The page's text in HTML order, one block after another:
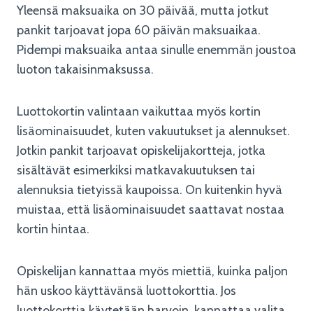
Yleensä maksuaika on 30 päivää, mutta jotkut
pankit tarjoavat jopa 60 päivän maksuaikaa.
Pidempi maksuaika antaa sinulle enemmän joustoa
luoton takaisinmaksussa.
Luottokortin valintaan vaikuttaa myös kortin
lisäominaisuudet, kuten vakuutukset ja alennukset.
Jotkin pankit tarjoavat opiskelijakortteja, jotka
sisältävät esimerkiksi matkavakuutuksen tai
alennuksia tietyissä kaupoissa. On kuitenkin hyvä
muistaa, että lisäominaisuudet saattavat nostaa
kortin hintaa.
Opiskelijan kannattaa myös miettiä, kuinka paljon
hän uskoo käyttävänsä luottokorttia. Jos